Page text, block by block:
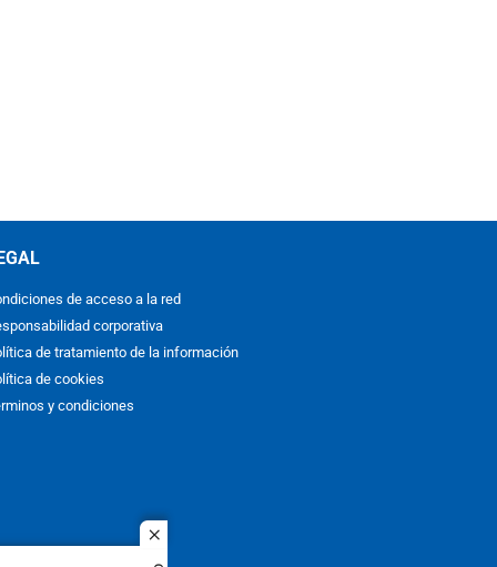
close
de acceso a la red
corporativa
de tratamiento de la información
de cookies
y condiciones